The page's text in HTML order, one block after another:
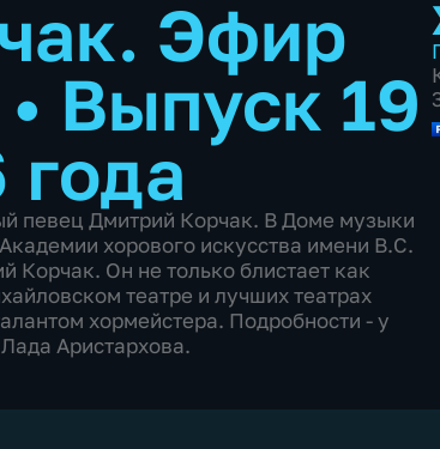
Эфир
• Выпуск 19
певец Дмитрий Корчак. В Доме музыки
хорового искусства имени В.С.
Корчак. Он не только блистает как
театре и лучших театрах
хормейстера. Подробности - у
Аристархова.